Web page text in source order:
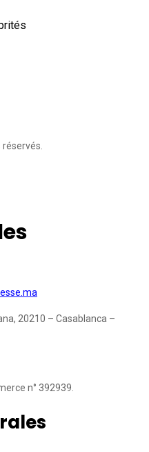
20210 – Casablanca –
n° 392939.